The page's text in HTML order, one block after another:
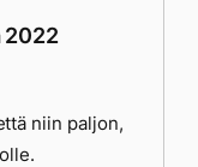
2022
niin paljon,